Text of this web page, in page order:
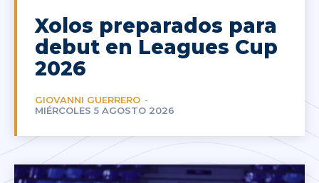
Xolos preparados para
debut en Leagues Cup
2026
GIOVANNI GUERRERO -
MIÉRCOLES 5 AGOSTO 2026